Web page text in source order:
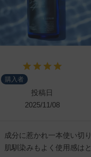
購入者
投稿日
2025/11/08
成分に惹かれ一本使い切り
肌馴染みもよく使用感は